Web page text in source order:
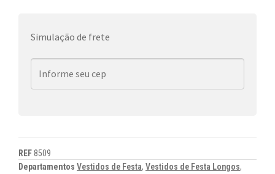
Simulação de frete
REF 8509
Departamentos Vestidos de Festa, Vestidos de Festa Longos,